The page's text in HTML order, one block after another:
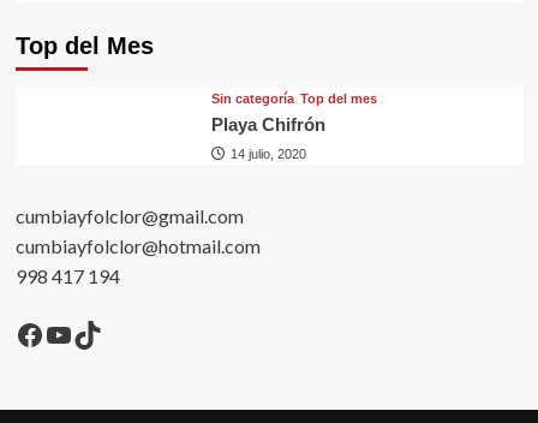
Top del Mes
Sin categorí­a Top del mes
Playa Chifrón
14 julio, 2020
cumbiayfolclor@gmail.com
cumbiayfolclor@hotmail.com
998 417 194
Facebook
YouTube
TikTok